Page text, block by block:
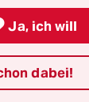
Uhr
das Pack.
Ja, ich will
dabei!